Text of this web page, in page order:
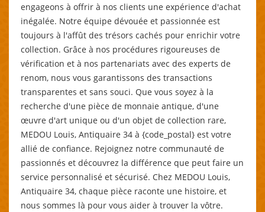
engageons à offrir à nos clients une expérience d'achat
inégalée. Notre équipe dévouée et passionnée est
toujours à l'affût des trésors cachés pour enrichir votre
collection. Grâce à nos procédures rigoureuses de
vérification et à nos partenariats avec des experts de
renom, nous vous garantissons des transactions
transparentes et sans souci. Que vous soyez à la
recherche d'une pièce de monnaie antique, d'une
œuvre d'art unique ou d'un objet de collection rare,
MEDOU Louis, Antiquaire 34 à {code_postal} est votre
allié de confiance. Rejoignez notre communauté de
passionnés et découvrez la différence que peut faire un
service personnalisé et sécurisé. Chez MEDOU Louis,
Antiquaire 34, chaque pièce raconte une histoire, et
nous sommes là pour vous aider à trouver la vôtre.